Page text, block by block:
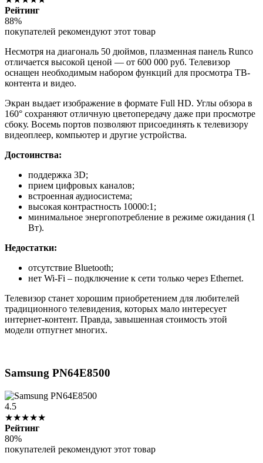
Рейтинг
88%
покупателей рекомендуют этот товар
Несмотря на диагональ 50 дюймов, плазменная панель Runco
отличается высокой ценой — от 600 000 руб. Телевизор
оснащен необходимым набором функций для просмотра ТВ-
контента и видео.
Экран выдает изображение в формате Full HD. Углы обзора в
160° сохраняют отличную цветопередачу даже при просмотре
сбоку. Восемь портов позволяют присоединять к телевизору
видеоплеер, компьютер и другие устройства.
Достоинства:
поддержка 3D;
прием цифровых каналов;
встроенная аудиосистема;
высокая контрастность 10000:1;
минимальное энергопотребление в режиме ожидания (1
Вт).
Недостатки:
отсутствие Bluetooth;
нет Wi-Fi – подключение к сети только через Ethernet.
Телевизор станет хорошим приобретением для любителей
традиционного телевидения, которых мало интересует
интернет-контент. Правда, завышенная стоимость этой
модели отпугнет многих.
Samsung PN64E8500
4.5
★★★★★
Рейтинг
80%
покупателей рекомендуют этот товар